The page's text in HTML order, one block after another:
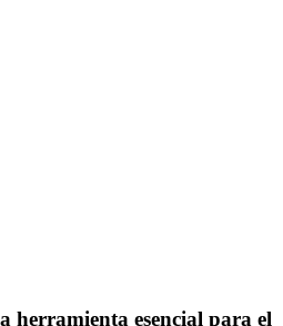
herramienta esencial para el